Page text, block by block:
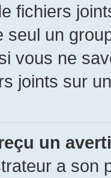
fichiers
seul un
vous ne
joints sur
un
a son